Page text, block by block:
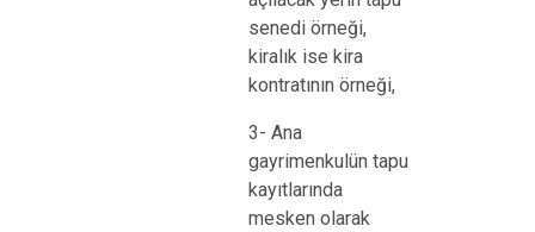
senedi örneği,
kiralık ise kira
kontratının örneği,
3- Ana
gayrimenkulün tapu
kayıtlarında
mesken olarak